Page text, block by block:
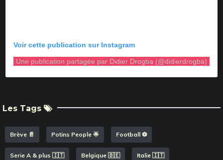
Voir cette publication sur Instagram
Une publication partagée par Didier Drogba (@didierdrogba)
Les Tags
Brève 📄 Potins People 🌟 Football ⚽️
Serie A & plus 🇮🇹 Belgique 🇧🇪 Italie 🇮🇹